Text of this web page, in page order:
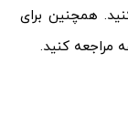
همچنین برای
مراجعه کنید.